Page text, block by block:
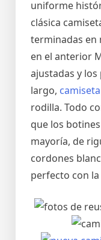
uniforme
clásica
terminadas en
en el anterior
ajustadas y
largo,
rodilla. Todo
que los
mayoría, de
cordones
perfecto con